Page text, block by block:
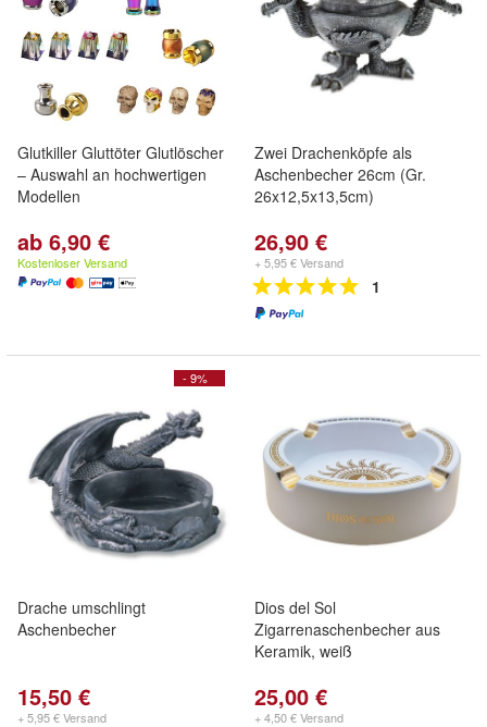
Glutkiller Gluttöter Glutlöscher
– Auswahl an hochwertigen
Modellen
ab 6,90 €
Kostenloser Versand
Zwei Drachenköpfe als
Aschenbecher 26cm (Gr.
26x12,5x13,5cm)
26,90 €
+ 5,95 € Versand
1
- 9%
Drache umschlingt
Aschenbecher
15,50 €
+ 5,95 € Versand
Dios del Sol
Zigarrenaschenbecher aus
Keramik, weiß
25,00 €
+ 4,50 € Versand